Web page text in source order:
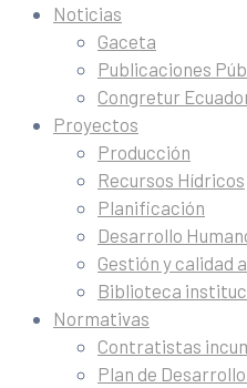
Noticias
Gaceta
Publicaciones
Congretur
Proyectos
Producción
Recursos Hídricos
Planificación
Desarrollo
Gestión y calidad
Biblioteca
Normativas
Contratistas
Plan de